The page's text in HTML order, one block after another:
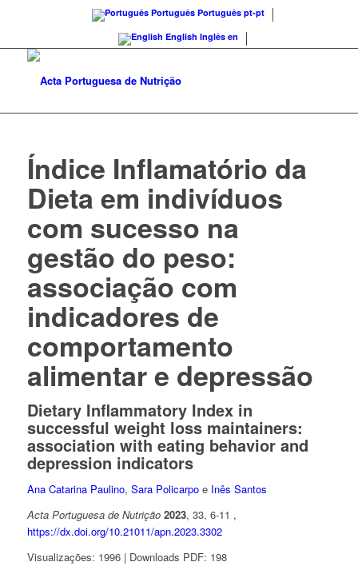
Português Português pt-pt
English Inglês en
Índice Inflamatório da
Dieta em indivíduos
com sucesso na
gestão do peso:
associação com
indicadores de
comportamento
alimentar e depressão
Dietary Inflammatory Index in
successful weight loss maintainers:
association with eating behavior and
depression indicators
Ana Catarina Paulino, Sara Policarpoe Inês Santos
Acta Portuguesa de Nutrição 2023, 33, 6-11 ,
https://dx.doi.org/10.21011/apn.2023.3302
Visualizações: 1996 | Downloads PDF: 198